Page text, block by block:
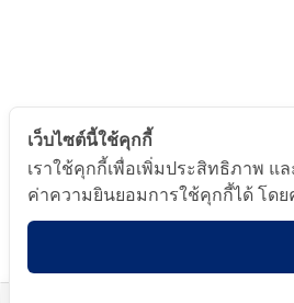
เว็บไซต์นี้ใช้คุกกี้
เราใช้คุกกี้เพื่อเพิ่มประสิทธิภาพ
ค่าความยินยอมการใช้คุกกี้ได้ โด